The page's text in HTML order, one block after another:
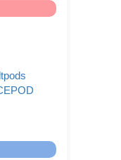
ト進出記念
お知らせ
たしまし
スポ 2)入荷